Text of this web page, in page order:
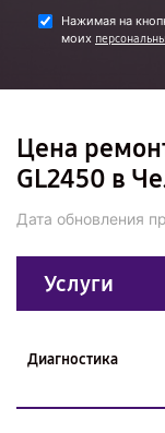
Нажимая на
моих
Цена
GL2450 в
Дата обновления
Услуги
Диагностика